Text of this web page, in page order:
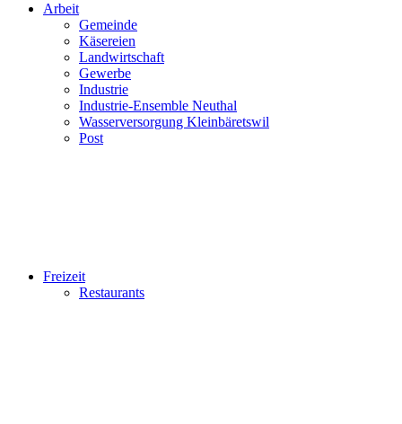
Arbeit
Gemeinde
Käsereien
Landwirtschaft
Gewerbe
Industrie
Industrie-Ensemble Neuthal
Wasserversorgung Kleinbäretswil
Post
Freizeit
Restaurants